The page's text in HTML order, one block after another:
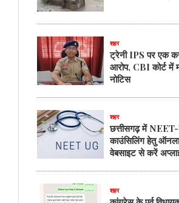
शहर
ट्रेनी IPS पर एक
आरोप, CBI कोर्ट में
नोटिस
शहर
छत्तीसगढ़ में
काउंसिलिंग हेतु
वेबसाइट से करें
शहर